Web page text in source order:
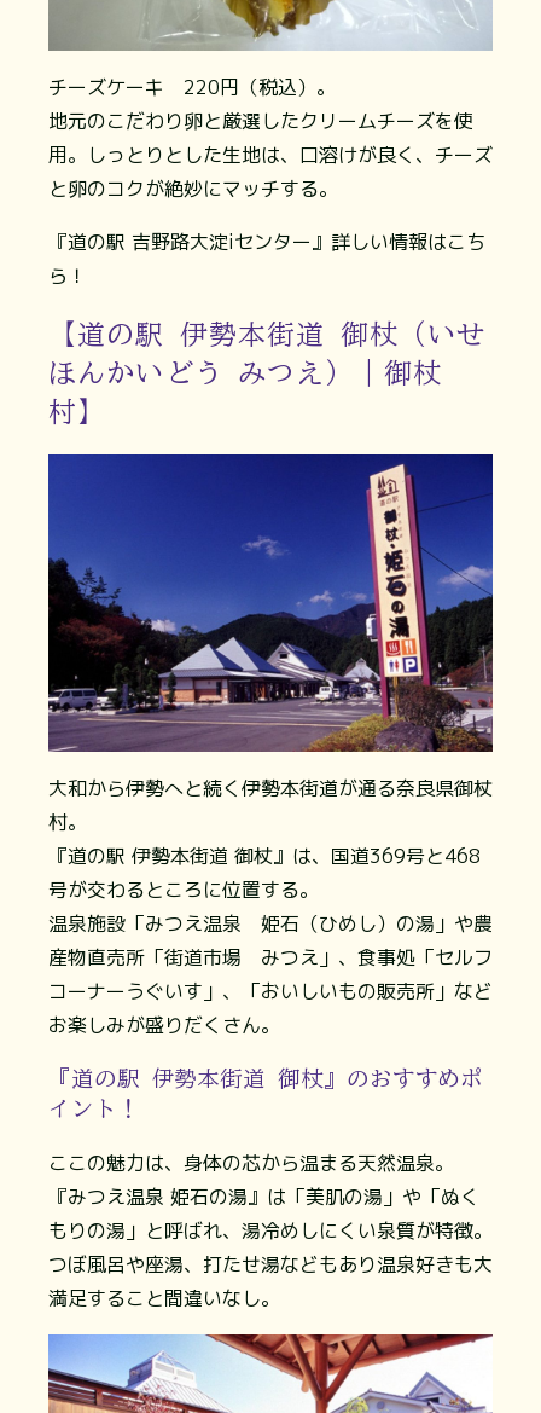
チーズケーキ 220円（税込）。
地元のこだわり卵と厳選したクリームチーズを使
用。しっとりとした生地は、口溶けが良く、チーズ
と卵のコクが絶妙にマッチする。
『道の駅 吉野路大淀iセンター』詳しい情報はこち
ら！
【道の駅 伊勢本街道 御杖（いせ
ほんかいどう みつえ）｜御杖
村】
大和から伊勢へと続く伊勢本街道が通る奈良県御杖
村。
『道の駅 伊勢本街道 御杖』は、国道369号と468
号が交わるところに位置する。
温泉施設「みつえ温泉 姫石（ひめし）の湯」や農
産物直売所「街道市場 みつえ」、食事処「セルフ
コーナーうぐいす」、「おいしいもの販売所」など
お楽しみが盛りだくさん。
『道の駅 伊勢本街道 御杖』のおすすめポ
イント！
ここの魅力は、身体の芯から温まる天然温泉。
『みつえ温泉 姫石の湯』は「美肌の湯」や「ぬく
もりの湯」と呼ばれ、湯冷めしにくい泉質が特徴。
つぼ風呂や座湯、打たせ湯などもあり温泉好きも大
満足すること間違いなし。